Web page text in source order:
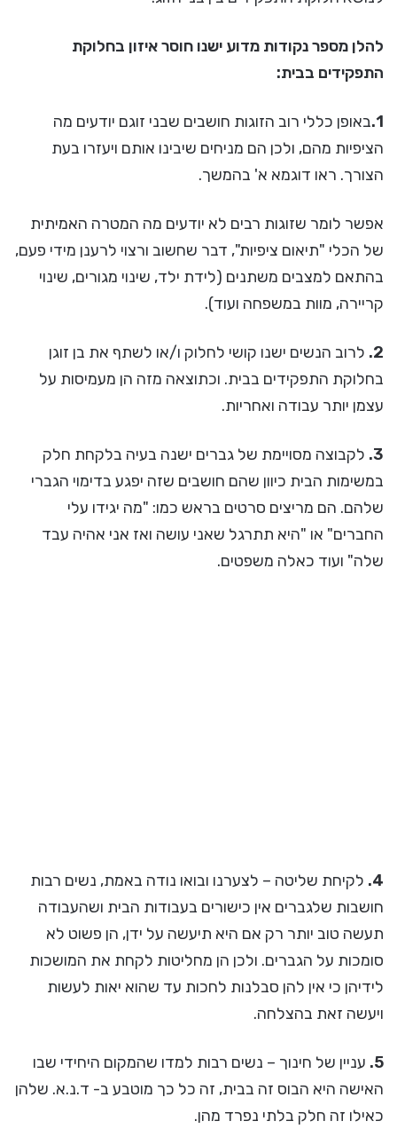
להלן מספר נקודות מדוע ישנו חוסר איזון בחלוקת
התפקידים בבית:
1. באופן כללי רוב הזוגות חושבים שבני זוגם יודעים מה
הציפיות מהם, ולכן הם מניחים שיבינו אותם ויעזרו בעת
הצורך. ראו דוגמא א' בהמשך.
אפשר לומר שזוגות רבים לא יודעים מה המטרה האמיתית
של הכלי "תיאום ציפיות", דבר שחשוב ורצוי לרענן מידי פעם,
בהתאם למצבים משתנים (לידת ילד, שינוי מגורים, שינוי
קריירה, מוות במשפחה ועוד).
2. לרוב הנשים ישנו קושי לחלוק ו/או לשתף את בן זוגן
בחלוקת התפקידים בבית. וכתוצאה מזה הן מעמיסות על
עצמן יותר עבודה ואחריות.
3. לקבוצה מסויימת של גברים ישנה בעיה בלקחת חלק
במשימות הבית כיוון שהם חושבים שזה יפגע בדימוי הגברי
שלהם. הם מריצים סרטים בראש כמו: "מה יגידו עלי
החברים" או "היא תתרגל שאני עושה ואז אני אהיה עבד
שלה" ועוד כאלה משפטים.
4. לקיחת שליטה – לצערנו ובואו נודה באמת, נשים רבות
חושבות שלגברים אין כישורים בעבודות הבית ושהעבודה
תעשה טוב יותר רק אם היא תיעשה על ידן, הן פשוט לא
סומכות על הגברים. ולכן הן מחליטות לקחת את המושכות
לידיהן כי אין להן סבלנות לחכות עד שהוא יאות לעשות
ויעשה זאת בהצלחה.
5. עניין של חינוך – נשים רבות למדו שהמקום היחידי שבו
האישה היא הבוס זה בבית, זה כל כך מוטבע ב- ד.נ.א. שלהן
כאילו זה חלק בלתי נפרד מהן.